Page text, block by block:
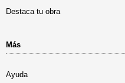
Destaca tu obra
Más
Ayuda